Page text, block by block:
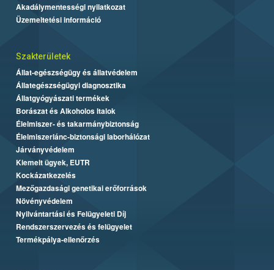
Akadálymentességi nyilatkozat
Üzemeltetési információ
Szakterületek
Állat-egészségügy és állatvédelem
Állategészségügyi diagnosztika
Állatgyógyászati termékek
Borászat és Alkoholos Italok
Élelmiszer- és takarmánybiztonság
Élelmiszerlánc-biztonsági laborhálózat
Járványvédelem
Kiemelt ügyek, EUTR
Kockázatkezelés
Mezőgazdasági genetikai erőforrások
Növényvédelem
Nyilvántartási és Felügyeleti Díj
Rendszerszervezés és felügyelet
Termékpálya-ellenőrzés